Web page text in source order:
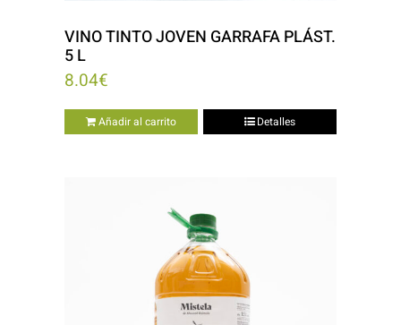
VINO TINTO JOVEN GARRAFA PLÁST.
5 L
8.04€
Añadir al carrito Detalles